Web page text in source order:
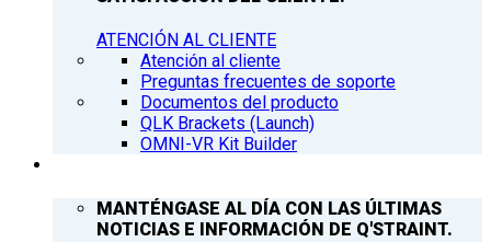
ATENCIÓN AL CLIENTE
Atención al cliente
Preguntas frecuentes de soporte
Documentos del producto
QLK Brackets (Launch)
OMNI-VR Kit Builder
MANTÉNGASE AL DÍA CON LAS ÚLTIMAS
NOTICIAS E INFORMACIÓN DE Q'STRAINT.